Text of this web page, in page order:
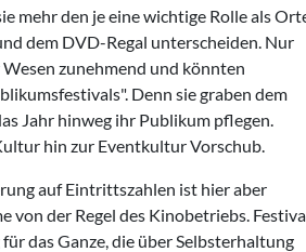
mehr den je eine wichtige Rolle als
dem DVD-Regal unterscheiden. Nur
zunehmend und könnten
Denn sie graben dem
Jahr hinweg ihr Publikum pflegen.
hin zur Eventkultur Vorschub.
auf Eintrittszahlen ist hier aber
von der Regel des Kinobetriebs.
das Ganze, die über Selbsterhaltung